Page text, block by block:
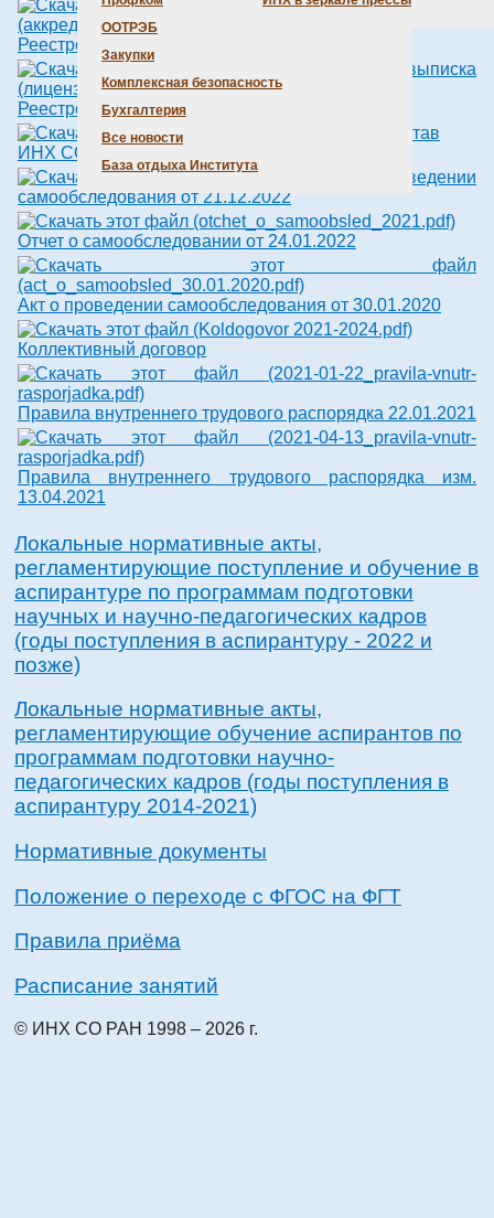
ООТРЭБ
Закупки
Комплексная безопасность
Бухгалтерия
Все новости
База отдыха Института
Реестровая выписка (аккредитация).pdf
Реестровая выписка (лицензия).pdf
Устав
ИНХ СО РАН.pdf
Акт о проведении
самообследования от 21.12.2022
Отчет о самообследовании от 24.01.2022
Акт о проведении самообследования от 30.01.2020
Коллективный договор
Правила внутреннего трудового распорядка 22.01.2021
Правила внутреннего трудового распорядка изм.
13.04.2021
Локальные нормативные акты,
регламентирующие поступление и обучение в
аспирантуре по программам подготовки
научных и научно-педагогических кадров
(годы поступления в аспирантуру - 2022 и
позже)
Локальные нормативные акты,
регламентирующие обучение аспирантов по
программам подготовки научно-
педагогических кадров (годы поступления в
аспирантуру 2014-2021)
Нормативные документы
Положение о переходе с ФГОС на ФГТ
Правила приёма
Расписание занятий
© ИНХ СО РАН 1998 – 2026 г.